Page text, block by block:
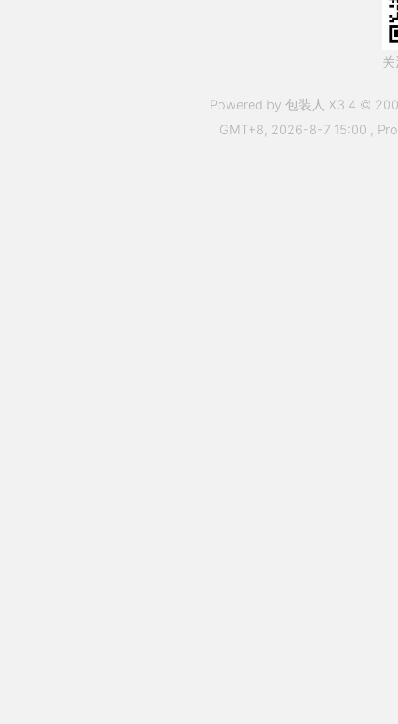
Powered by 包装人 X3.4 ©
GMT+8, 2026-8-7 15:00 ,